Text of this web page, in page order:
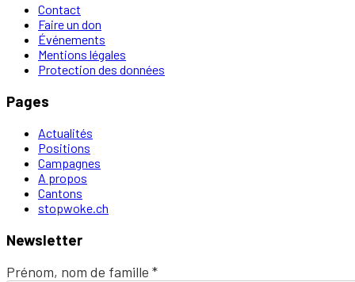
Contact
Faire un don
Événements
Mentions légales
Protection des données
Pages
Actualités
Positions
Campagnes
A propos
Cantons
stopwoke.ch
Newsletter
Prénom, nom de famille *